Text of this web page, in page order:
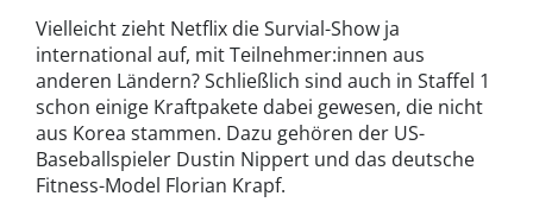
Vielleicht zieht Netflix die Survial-Show ja
international auf, mit Teilnehmer:innen aus
anderen Ländern? Schließlich sind auch in Staffel 1
schon einige Kraftpakete dabei gewesen, die nicht
aus Korea stammen. Dazu gehören der US-
Baseballspieler Dustin Nippert und das deutsche
Fitness-Model Florian Krapf.